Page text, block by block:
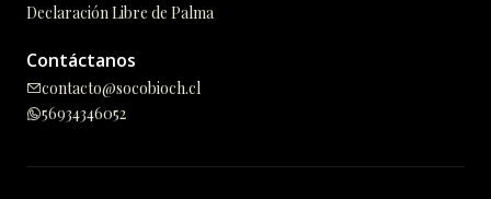
Declaración Libre de Palma
Contáctanos
contacto@socobioch.cl
56934346052